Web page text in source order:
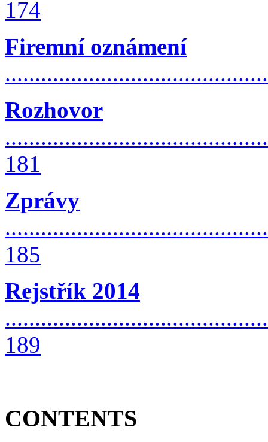
174
Firemní oznámení
Rozhovor
181
Zprávy
185
Rejstřík 2014
189
CONTENTS